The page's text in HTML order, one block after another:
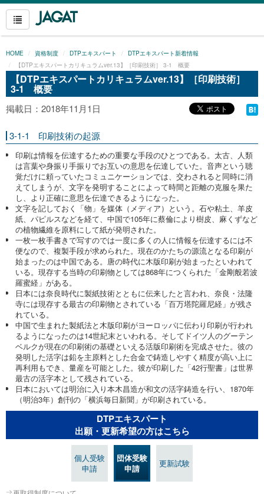
HOME 資格制度 DTPエキスパート
DTPエキスパート新着情報
【DTPエキスパートカリキュラムver.13】［印刷技術］ 3-1 概要
【DTPエキスパートカリキュラムver.13】［印刷技術］
3-1 概要
掲載日：2018年11月1日
3-1-1 印刷技術の起源
印刷は情報を伝達するための重要な手段のひとつである。太古、人類
は言葉や身振り手振りでお互いの意思を伝達していた。音声という聴
覚だけに頼っていたコミュニケーションでは、交わされると同時に消
えてしまうが、文字を発明することによって時間と距離の克服を果た
し、より正確に意思を伝達できるようになった。
文字を記しておく「物」を媒体（メディア）という。石や粘土、羊皮
紙、パピルスなどを経て、中国で105年に蔡倫により樹皮、麻くずなど
の植物繊維を原料にして紙が発明された。
一枚一枚手書きで写すのでは一度に多くの人に情報を伝達するには不
便なので、複製手段が求められた。現在のかたちの源流となる印刷が
始まったのは中国である。唐の時代に木版印刷が始まったといわれて
いる。現存する当時の印刷物としては868年につくられた「金剛般若波
羅蜜経」がある。
日本には奈良時代に製紙技術とともに伝来したと言われ、奈良・法隆
寺には現存する最古の印刷物とされている「百万塔陀羅尼経」が残さ
れている。
中国で生まれた製紙法と木版印刷がヨーロッパに伝わり印刷が行われ
るようになったのは14世紀末といわれる。そしてドイツ人のグーテン
ベルクが現在の印刷術の基礎といえる活版印刷術を完成させた。彼の
発明した活字は鉛を主原料とした合金で鋳造しやすく精度が高い上に
再利用もでき、量産を可能とした。彼が印刷した「42行聖書」は世界
最古の活字本として残されている。
日本においては明治に入り本木昌造が和文の活字鋳造を行い、1870年
（明治3年）創刊の「横浜毎日新聞」が印刷されている。
DTPエキスパート
出願・更新希望の方はこちら
個人受験
申請
団体受験
申請
更新試験